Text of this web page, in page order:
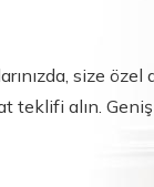
size
teklifi alın.